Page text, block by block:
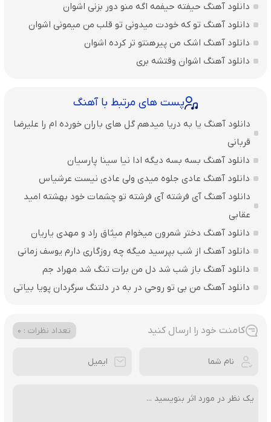
دانلود آهنگ حیفته حیفمه اگه منو دور بزنی اشوان
دانلود آهنگ تو که خودت میدونی تو قلب من میمونی اشوان
دانلود آهنگ اشک من پیرهنتو تر کرده اشوان
دانلود آهنگ اشوان وقتشه بری
پست های مرتبط با آهنگ
دانلود آهنگ یا به دریا میدهم گل های باران‌ خورده ام را علیرضا
قربانی
دانلود آهنگ بسه بسه دیگه ادا نیا سینا پارسیان
دانلود آهنگ عادی جلوه میدی ولی عادی نیست عرشیاس
دانلود آهنگ آی فرشته آی فرشته تو چشمات خود بهشته امید
عقابی
دانلود آهنگ دختر شمرون میخوام میثاق راد و مهدی یاریان
دانلود آهنگ از شب بپرسید میگه چه روزگاری دارم یوسف زمانی
دانلود آهنگ باز شب شد دل من برات تنگ شد مهراد جم
دانلود آهنگ من بی تو روحی در به در دلتنگ سرگردان پویا بیاتی
کامنت خود را ارسال کنید تعداد نظرات : 0